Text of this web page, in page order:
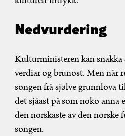
Nedvurdering
Kulturministeren kan snakka
verdiar og brunost. Men når
songen frå sjølve grunnlova
det sjåast på som noko anna
den norskaste av den norske
songen.